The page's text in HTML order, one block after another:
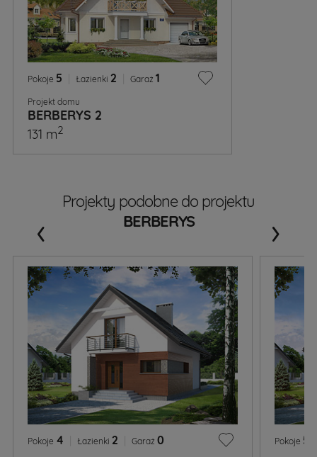
Pokoje 5 Łazienki 2 Garaż 1
Projekt domu
BERBERYS 2
131 m2
Projekty podobne do projektu
BERBERYS
Pokoje 4 Łazienki 2 Garaż 0 Pokoje 5
‹ ›